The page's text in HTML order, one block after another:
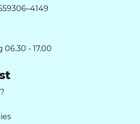
06.30 - 17.00